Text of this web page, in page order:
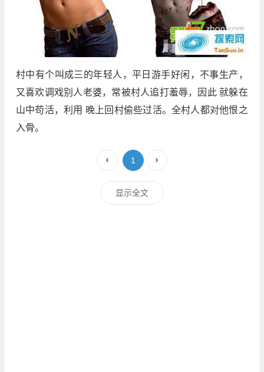
村中有个叫成三的年轻人，平日游手好闲，不事生产，
又喜欢调戏别人老婆，常被村人追打羞辱，因此 就躲在
山中苟活，利用 晚上回村偷些过活。全村人都对他恨之
入骨。
1
显示全文